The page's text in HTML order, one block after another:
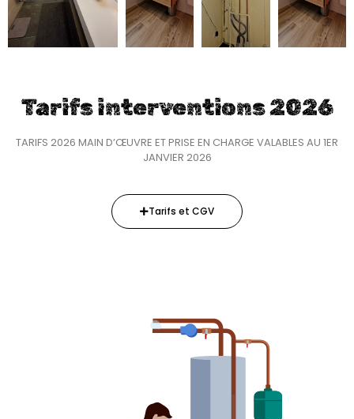
Tarifs interventions 2026
TARIFS 2026 MAIN D’ŒUVRE ET PRISE EN CHARGE VALABLES AU 1ER
JANVIER 2026
Tarifs et CGV